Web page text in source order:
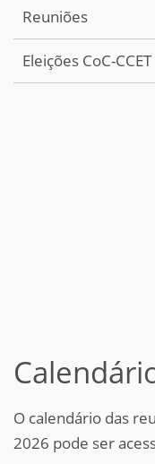
Reuniões
Eleições CoC-CCET
O calendário das
2026 pode ser